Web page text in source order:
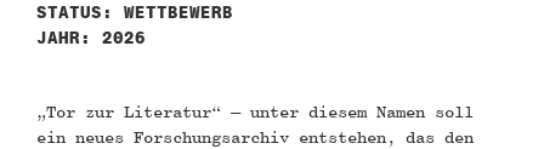
STATUS: WETTBEWERB
JAHR: 2026
„Tor zur Literatur“ – unter diesem Namen soll
ein neues Forschungsarchiv entstehen, das den